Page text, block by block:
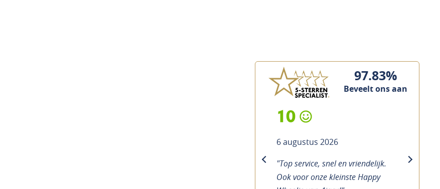
97.83%
Beveelt ons aan
10
6 augustus 2026
"Top service, snel en vriendelijk.
Ook voor onze kleinste Happy
previous next